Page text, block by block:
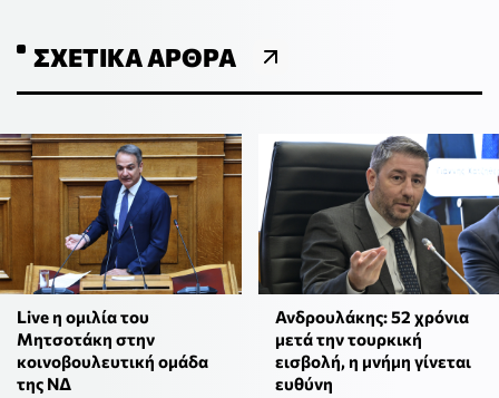
ΣΧΕΤΙΚΆ ΆΡΘΡΑ
Live η ομιλία του
Μητσοτάκη στην
κοινοβουλευτική ομάδα
της ΝΔ
Ανδρουλάκης: 52 χρόνια
μετά την τουρκική
εισβολή, η μνήμη γίνεται
ευθύνη